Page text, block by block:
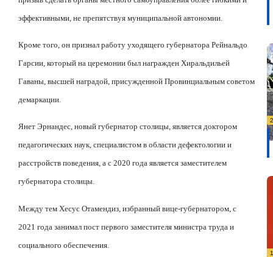
эффективными, не препятствуя муниципальной автономии.
Кроме того, он признал работу уходящего губернатора Рейнальдо
Гарсии, который на церемонии был награжден Хиральдильей
Гаваны, высшей наградой, присужденной Провинциальным советом
демаркации.
Янет Эрнандес, новый губернатор столицы, является доктором
педагогических наук, специалистом в области дефектологии и
расстройств поведения, а с 2020 года является заместителем
губернатора столицы.
Между тем Хесус Отамендиз, избранный вице-губернатором, с
2021 года занимал пост первого заместителя министра труда и
социального обеспечения.